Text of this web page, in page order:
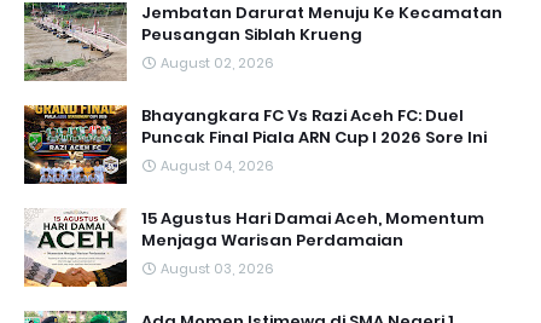
Jembatan Darurat Menuju Ke Kecamatan
Peusangan Siblah Krueng
August 02, 2026
Bhayangkara FC Vs Razi Aceh FC: Duel
Puncak Final Piala ARN Cup I 2026 Sore Ini
August 04, 2026
15 Agustus Hari Damai Aceh, Momentum
Menjaga Warisan Perdamaian
August 03, 2026